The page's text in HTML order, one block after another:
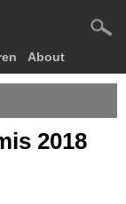
About
2018